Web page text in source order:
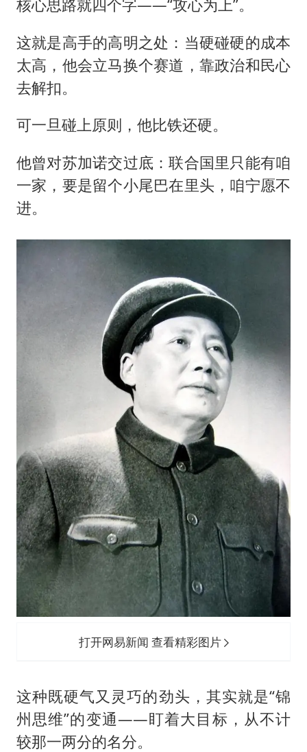
核心思路就四个字——“攻心为上”。
这就是高手的高明之处：当硬碰硬的成本
太高，他会立马换个赛道，靠政治和民心
去解扣。
可一旦碰上原则，他比铁还硬。
他曾对苏加诺交过底：联合国里只能有咱
一家，要是留个小尾巴在里头，咱宁愿不
进。
打开网易新闻 查看精彩图片
这种既硬气又灵巧的劲头，其实就是“锦
州思维”的变通——盯着大目标，从不计
较那一两分的名分。